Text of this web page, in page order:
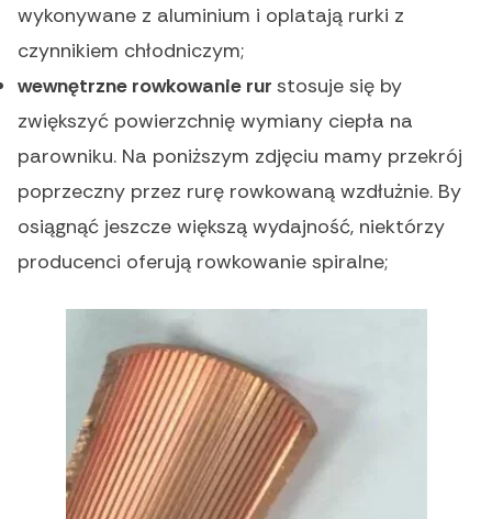
wykonywane z aluminium i oplatają rurki z
czynnikiem chłodniczym;
wewnętrzne rowkowanie rur stosuje się by
zwiększyć powierzchnię wymiany ciepła na
parowniku. Na poniższym zdjęciu mamy przekrój
poprzeczny przez rurę rowkowaną wzdłużnie. By
osiągnąć jeszcze większą wydajność, niektórzy
producenci oferują rowkowanie spiralne;